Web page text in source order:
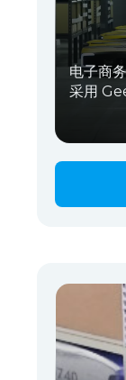
电子商
采用